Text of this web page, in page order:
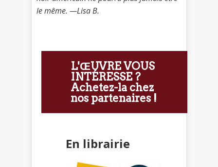
le même. —Lisa B.
L'ŒUVRE VOUS
INTÉRESSE ?
Achetez-la chez
nos partenaires !
En librairie